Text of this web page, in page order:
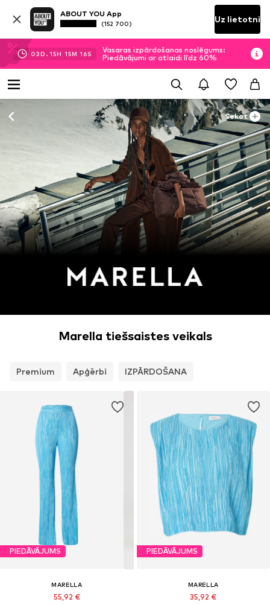
ABOUT YOU App
(152 700) Uz lietotni
03D. 15H 15M 15S
Vasaras izpārdošanas noslēgums:
Piedāvājumi ar atlaidi līdz 60%
Sekot
Marella tiešsaistes veikals
Premium Apģērbi IZPĀRDOŠANA
PIEDĀVĀJUMS
MARELLA
55,92 €
PIEDĀVĀJUMS
MARELLA
35,92 €